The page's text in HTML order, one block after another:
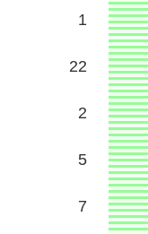
1
22
2
5
7